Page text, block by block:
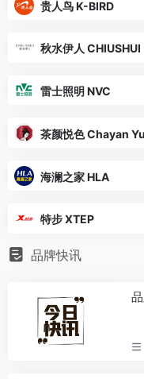
贵人鸟 K-BIRD
秋水伊人 CHIUSHUI
雷士照明 NVC
海澜之家 HLA
特步 XTEP
品牌快讯